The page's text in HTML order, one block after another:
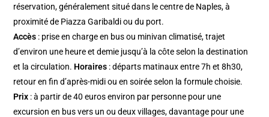
réservation, généralement situé dans le centre de Naples, à
proximité de Piazza Garibaldi ou du port.
Accès : prise en charge en bus ou minivan climatisé, trajet
d’environ une heure et demie jusqu’à la côte selon la destination
et la circulation. Horaires : départs matinaux entre 7h et 8h30,
retour en fin d’après-midi ou en soirée selon la formule choisie.
Prix : à partir de 40 euros environ par personne pour une
excursion en bus vers un ou deux villages, davantage pour une